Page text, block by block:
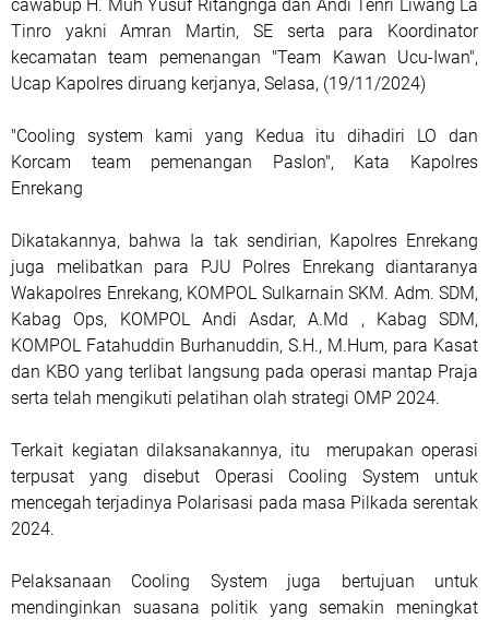
cawabup H. Muh Yusuf Ritangnga dan Andi Tenri Liwang La
Tinro yakni Amran Martin, SE serta para Koordinator
kecamatan team pemenangan "Team Kawan Ucu-Iwan",
Ucap Kapolres diruang kerjanya, Selasa, (19/11/2024)
"Cooling system kami yang Kedua itu dihadiri LO dan
Korcam team pemenangan Paslon", Kata Kapolres
Enrekang
Dikatakannya, bahwa Ia tak sendirian, Kapolres Enrekang
juga melibatkan para PJU Polres Enrekang diantaranya
Wakapolres Enrekang, KOMPOL Sulkarnain SKM. Adm. SDM,
Kabag Ops, KOMPOL Andi Asdar, A.Md , Kabag SDM,
KOMPOL Fatahuddin Burhanuddin, S.H., M.Hum, para Kasat
dan KBO yang terlibat langsung pada operasi mantap Praja
serta telah mengikuti pelatihan olah strategi OMP 2024.
Terkait kegiatan dilaksanakannya, itu merupakan operasi
terpusat yang disebut Operasi Cooling System untuk
mencegah terjadinya Polarisasi pada masa Pilkada serentak
2024.
Pelaksanaan Cooling System juga bertujuan untuk
mendinginkan suasana politik yang semakin meningkat